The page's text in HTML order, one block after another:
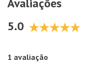
5.0
1 avaliação